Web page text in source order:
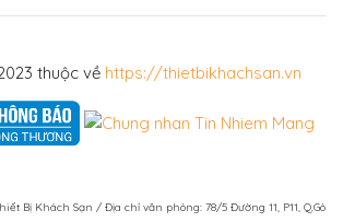
thuộc về https://thietbikhachsan.vn
Bị Khách Sạn / Địa chỉ văn phòng: 78/5 Đường 11, P11, Q.Gò